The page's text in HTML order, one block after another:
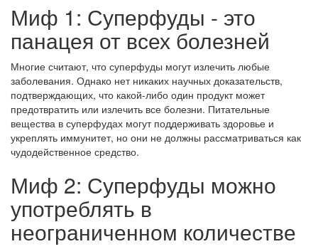
Миф 1: Суперфуды - это
панацея от всех болезней
Многие считают, что суперфуды могут излечить любые
заболевания. Однако нет никаких научных доказательств,
подтверждающих, что какой-либо один продукт может
предотвратить или излечить все болезни. Питательные
вещества в суперфудах могут поддерживать здоровье и
укреплять иммунитет, но они не должны рассматриваться как
чудодейственное средство.
Миф 2: Суперфуды можно
употреблять в
неограниченном количестве